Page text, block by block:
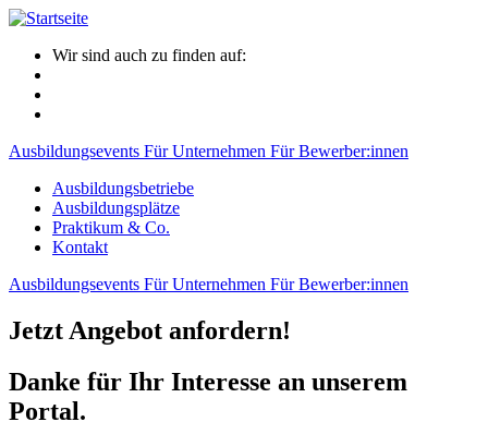
Wir sind auch zu finden auf:
Ausbildungsevents Für Unternehmen Für Bewerber:innen
Ausbildungsbetriebe
Ausbildungsplätze
Praktikum & Co.
Kontakt
Ausbildungsevents Für Unternehmen Für Bewerber:innen
Jetzt Angebot anfordern!
Danke für Ihr Interesse an unserem
Portal.